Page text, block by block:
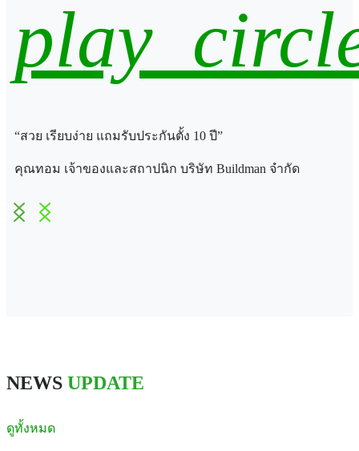
“สวย เรียบง่าย แถมรับประกันตั้ง 10 ปี”
คุณทอม เจ้าของและสถาปนิก บริษัท Buildman จำกัด
NEWS UPDATE
ดูทั้งหมด